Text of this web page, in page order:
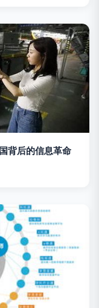
背后的信息革命